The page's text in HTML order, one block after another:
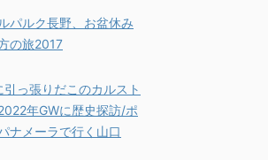
パルク長野、お盆休み
の旅2017
っ張りだこのカルスト
年GWに歴史探訪/ポ
ナメーラで行く山口